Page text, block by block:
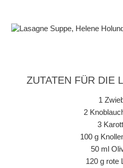
ZUTATEN FÜR DIE
1
2
3
100 g
50 ml
120 g rote